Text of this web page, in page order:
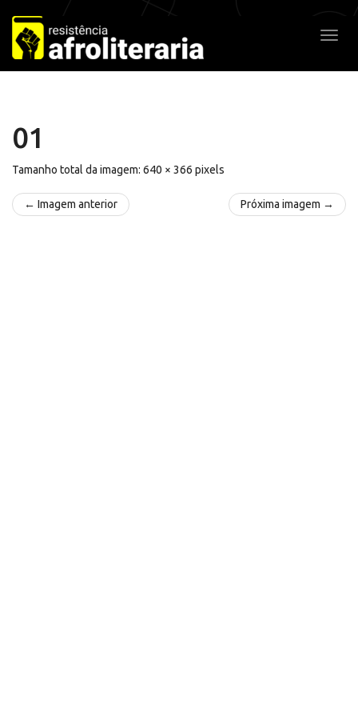
Pular
para
o
conteúdo
01
Tamanho total da imagem: 640 × 366 pixels
← Imagem anterior Próxima imagem →